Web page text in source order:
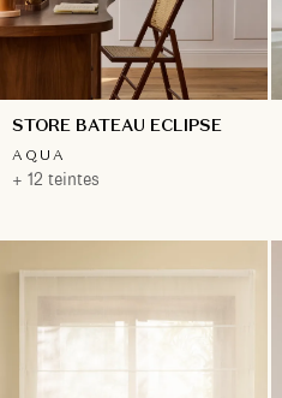
STORE BATEAU ECLIPSE
AQUA
+ 12 teintes